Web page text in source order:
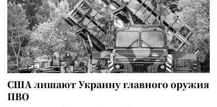
США лишают Украину главного оружия
ПВО